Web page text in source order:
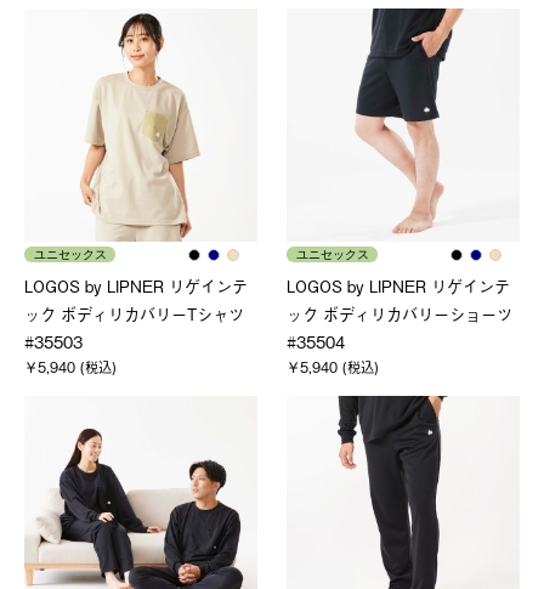
ユニセックス
LOGOS by LIPNER リゲインテ
ック ボディリカバリーTシャツ
#35503
￥5,940 (税込)
ユニセックス
LOGOS by LIPNER リゲインテ
ック ボディリカバリーショーツ
#35504
￥5,940 (税込)